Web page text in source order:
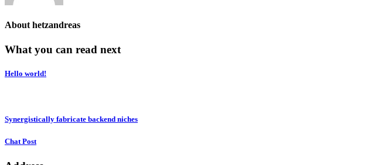
Abouthetzandreas
What you can read next
Hello world!
Synergistically fabricate backend niches
Chat Post